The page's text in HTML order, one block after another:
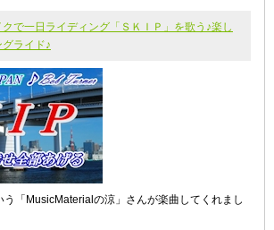
クで一日ライディング「ＳＫＩＰ」を歌う♪楽し
ライド♪
う「MusicMaterialの涼」さんが楽曲してくれまし